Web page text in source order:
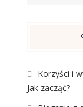
Korzyści i
Jak zacząć?